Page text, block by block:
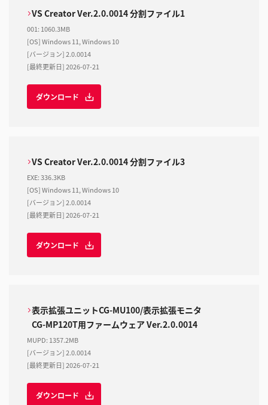
VS Creator Ver.2.0.0014 分割ファイル1
001: 1060.3MB
[OS] Windows 11, Windows 10
[バージョン] 2.0.0014
[最終更新日] 2026-07-21
ダウンロード
VS Creator Ver.2.0.0014 分割ファイル3
EXE:336.3KB
[OS] Windows 11, Windows 10
[バージョン] 2.0.0014
[最終更新日] 2026-07-21
ダウンロード
表示拡張ユニットCG-MU100/表示拡張モニタ
CG-MP120T用ファームウェア Ver.2.0.0014
MUPD: 1357.2MB
[バージョン] 2.0.0014
[最終更新日] 2026-07-21
ダウンロード